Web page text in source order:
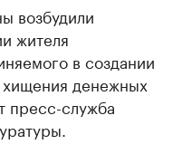
возбудили
жителя
в создании
денежных
пресс-служба